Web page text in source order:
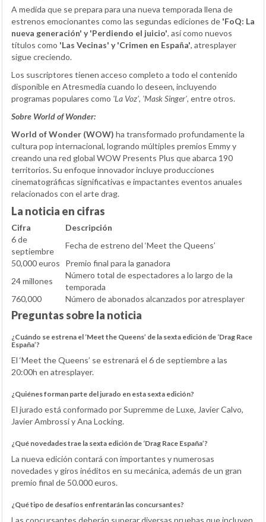
A medida que se prepara para una nueva temporada llena de
estrenos emocionantes como las segundas ediciones de 'FoQ: La
nueva generación' y 'Perdiendo el juicio', así como nuevos
títulos como 'Las Vecinas' y 'Crimen en España', atresplayer
sigue creciendo.
Los suscriptores tienen acceso completo a todo el contenido
disponible en Atresmedia cuando lo deseen, incluyendo
programas populares como 'La Voz', 'Mask Singer', entre otros.
Sobre World of Wonder:
World of Wonder (WOW) ha transformado profundamente la
cultura pop internacional, logrando múltiples premios Emmy y
creando una red global WOW Presents Plus que abarca 190
territorios. Su enfoque innovador incluye producciones
cinematográficas significativas e impactantes eventos anuales
relacionados con el arte drag.
La noticia en cifras
Cifra
Descripción
6 de
septiembre
Fecha de estreno del ‘Meet the Queens’
50,000 euros
Premio final para la ganadora
24 millones
Número total de espectadores a lo largo de la
temporada
760,000
Número de abonados alcanzados por atresplayer
Preguntas sobre la noticia
¿Cuándo se estrena el ‘Meet the Queens’ de la sexta edición de ‘Drag Race
España’?
El ‘Meet the Queens’ se estrenará el 6 de septiembre a las
20:00h en atresplayer.
¿Quiénes forman parte del jurado en esta sexta edición?
El jurado está conformado por Supremme de Luxe, Javier Calvo,
Javier Ambrossi y Ana Locking.
¿Qué novedades trae la sexta edición de ‘Drag Race España’?
La nueva edición contará con importantes y numerosas
novedades y giros inéditos en su mecánica, además de un gran
premio final de 50.000 euros.
¿Qué tipo de desafíos enfrentarán las concursantes?
Las concursantes deberán superar diversas pruebas que incluyen